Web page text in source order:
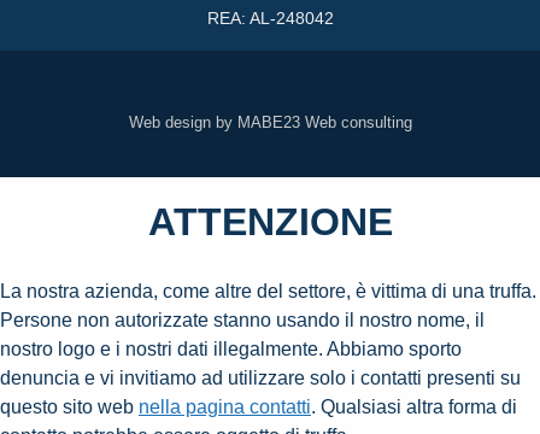
REA: AL-248042
Web design by MABE23 Web consulting
ATTENZIONE
La nostra azienda, come altre del settore, è vittima di una truffa.
Persone non autorizzate stanno usando il nostro nome, il
nostro logo e i nostri dati illegalmente. Abbiamo sporto
denuncia e vi invitiamo ad utilizzare solo i contatti presenti su
questo sito web nella pagina contatti. Qualsiasi altra forma di